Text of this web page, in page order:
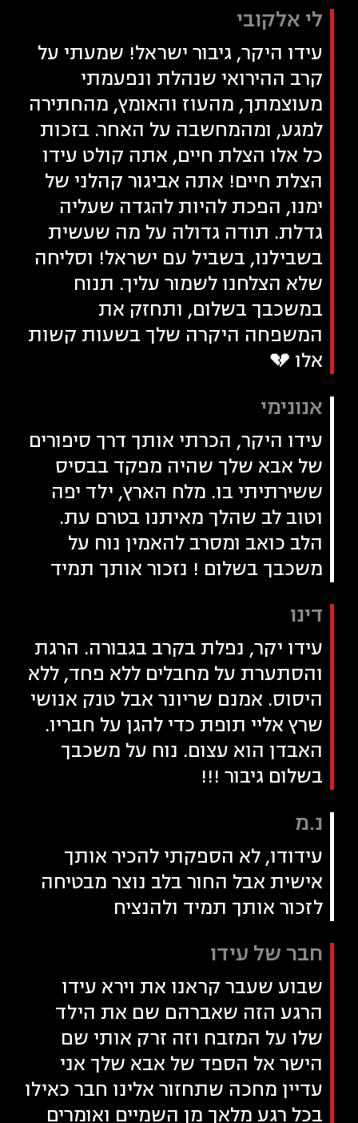
לי אלקובי
עידו היקר, גיבור ישראל! שמעתי על
קרב ההירואי שנהלת ונפעמתי
מעוצמתך, מהעוז והאומץ, מהחתירה
למגע, ומהמחשבה על האחר. בזכות
כל אלו הצלת חיים, אתה קולט עידו
הצלת חיים! אתה אביגור קהלני של
ימנו, הפכת להיות להגדה שעליה
גדלת. תודה גדולה על מה שעשית
בשבילנו, בשביל עם ישראל! וסליחה
שלא הצלחנו לשמור עליך. תנוח
במשכבך בשלום, ותחזק את
המשפחה היקרה שלך בשעות קשות
אלו 💔
אנונימי
עידו היקר, הכרתי אותך דרך סיפורים
של אבא שלך שהיה מפקד בבסיס
ששירתיתי בו. מלח הארץ, ילד יפה
וטוב לב שהלך מאיתנו בטרם עת.
הלב כואב ומסרב להאמין נוח על
משכבך בשלום ! נזכור אותך תמיד
דינו
עידו יקר, נפלת בקרב בגבורה. הרגת
והסתערת על מחבלים ללא פחד, ללא
היסוס. אמנם שריונר אבל טנק אנושי
שרץ אליי תופת כדי להגן על חבריו.
האבדן הוא עצום. נוח על משכבך
בשלום גיבור !!!
נ.מ
עידודו, לא הספקתי להכיר אותך
אישית אבל החור בלב נוצר מבטיחה
לזכור אותך תמיד ולהנציח
חבר של עידו
שבוע שעבר קראנו את וירא עידו
הרגע הזה שאברהם שם את הילד
שלו על המזבח וזה זרק אותי שם
הישר אל הספד של אבא שלך אני
עדיין מחכה שתחזור אלינו חבר כאילו
בכל רגע מלאך מן השמיים ואומרים